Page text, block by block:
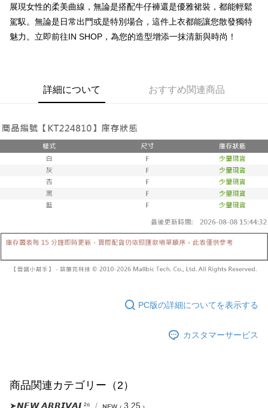
的に OP Pay Later の取引プロセスに移行し、携帯番号を確認後、分割払
いの回数や支払い期限を選択し、支払いを確認すると取引が完了します。
3. 実際の承認額、分割回数および費用については、後続の取引確認ページ
を基準とします。
内容についての説明はいたしかねます。
1. 分割払いの金額は電信請求書に統合されず、「OP Pay Later」は毎月の
締め日後に支払いリマインダーのSMSを送信します。
2. SMSのリンクを通じて請求書を開いた後、「コンビニバーコード／台湾
大直営店舗／銀行振込／街口支払い／iPASS MONEY」などのチャネルで
支払いを選択できます。
【注意事項】
1. 本サービスは「台湾大哥大株式会社」（以下「当社」といいます）によ
購入できるようにし、店舗が売買／分割払い売買の債権を当社に譲渡した
後、契約に基づいて当社の請求書で帳款を支払うことになります。
2. 「OP Pay Later」を利用する契約関係の目的から、店舗はあなたの個人
情報（名前、電話または住所を含む）を台湾大哥大に提供し、収集、処理
および利用するために、当社があなた本人と分割請求書に必要な情報の確
一、 AFTEE代金後払いについて
1.お支払い方法でAFTEE代金後払いを選択すると、携帯電話認証ウィンド
ウが表示されます。
2.SMSで認証してお支払い手続を進めてください。
5.商品受け取り時のお支払いは不要です。商品を確かめてから、SMSまた
はアプリの通知に従って、4大コンビニ、またはATM/オンラインバンキン
代金納付期限は最短で 14 日以内ですので、ご注意ください。AFTEE アプ
リをダウンロードして AFTEE 会員になるとお支払い期限を最長 45 日以内
まで延長できます。
お支払期限は、ショップが請求した期日と、AFTEEで延長できる日数をも
を延長できますが、商品を期限内に受け取れない場合があります（例：予
約商品や商品到着日が比較的遅い商品）。そのため、商品到着の有無に関
わらず、AFTEEで指定された期限内にお支払いください。
二、支払い限度額
2.決済金額は最低NT$20です。
三、利用規約「AFTEE代金後払い」（以下当サービスという）はネットプ
ます。当サービスご利用の際に提供しなければならない個人情報（注文者
の氏名、電話番号、受取人の氏名、電話番号、受取人住所を含むがこれに
ださい（https://aftee.tw/privacypolicy/
AFTEEの初回ご利用の際に、審査を通過すれば、最高額がNT$10,000にな
ATM払い
配送方法
付款後全家取貨
已關閉，請勿下單
配送毎にNT$10,000
已關閉，請勿下單(付取)
配送毎にNT$10,000
配送毎にNT$60、NT$1,800以上で送料無料
配送毎にNT$60、NT$1,600以上で送料無料
配送毎にNT$100、NT$2,500以上で送料無料
送料を確認
展現女性的柔美曲線，無論是搭配牛仔褲還是優雅裙裝，都能輕鬆
駕馭。無論是日常出門或是特別場合，這件上衣都能讓您散發獨特
魅力。立即前往IN SHOP，為您的造型增添一抹清新與時尚！
詳細について おすすめ関連商品
PC版の詳細についてを表示する
カスタマーサービス
商品関連カテゴリー（2）
➤𝙉𝙀𝙒 𝘼𝙍𝙍𝙄𝙑𝘼𝙇²⁶ ɴᴇᴡ ₍ 3.25 ₎